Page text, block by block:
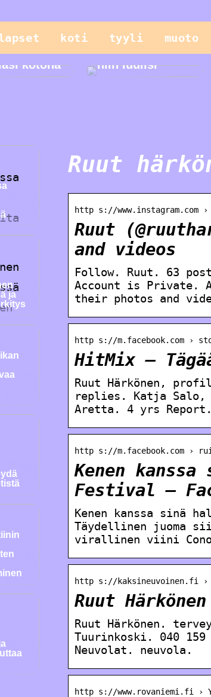
koti tyyli muoto
kotona
leikkivät
parhaiten, tai
niin luulisi
Ruut
http s://www.instagram.com
Ruut
and videos
Follow. Ruut. 63
Account is Private.
their photos and
http s://m.facebook.com ›
HitMix –
Ruut Härkönen,
replies. Katja
Aretta. 4 yrs Report.
http s://m.facebook.com ›
Kenen
Festival –
Kenen kanssa sinä
Täydellinen juoma
virallinen viini
http s://kaksineuvoinen.fi ›
Ruut
Ruut Härkönen.
Tuurinkoski. 040
Neuvolat. neuvola.
http s://www.rovaniemi.fi ›
ja